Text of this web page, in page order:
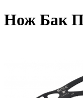
Нож Бак